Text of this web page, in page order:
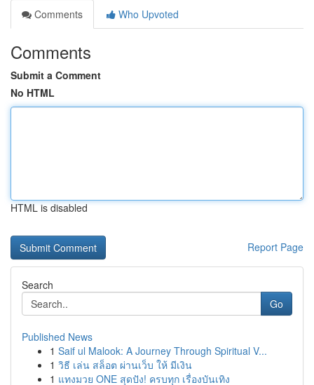
Comments
Who Upvoted
Comments
Submit a Comment
No HTML
HTML is disabled
Report Page
Search
Go
Published News
1 Saif ul Malook: A Journey Through Spiritual V...
1 วิธี เล่น สล็อต ผ่านเว็บ ให้ มีเงิน
1 แทงมวย ONE สุดปัง! ครบทุก เรื่องบันเทิง